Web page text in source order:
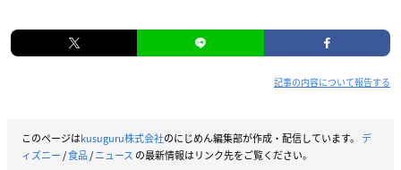
記事の内容について報告する
このページはkusuguru株式会社のにじめん編集部が作成・配信しています。 デ
ィズニー/食品/ニュース の最新情報はリンク先をご覧ください。